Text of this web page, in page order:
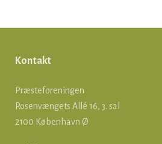
Kontakt
Præsteforeningen
Rosenvængets Allé 16, 3. sal
2100 København Ø